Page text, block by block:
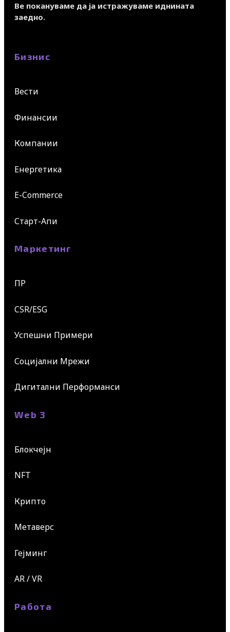
Ве покануваме да ја истражуваме иднината
заедно.
Бизнис
Вести
Финансии
Компании
Енергетика
E-Commerce
Старт-Апи
Маркетинг
ПР
CSR/ESG
Успешни Примери
Социјални Мрежи
Дигитални Перформанси
Web 3
Блокчејн
NFT
Крипто
Метаверс
Гејминг
AR / VR
Работа